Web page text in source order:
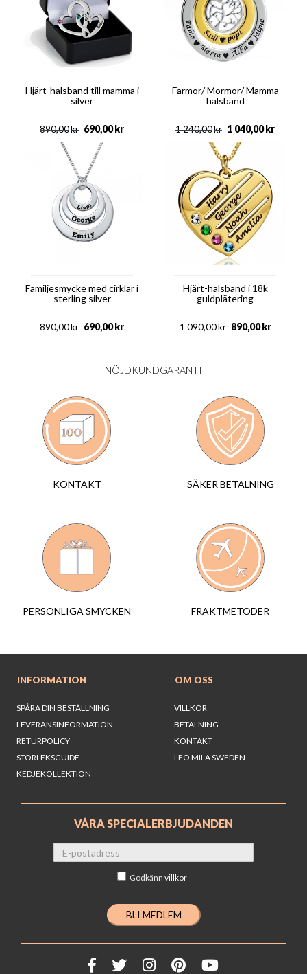
Hjärt-halsband till mamma i
silver
kr
890,00 kr
690,00
Farmor/ Mormor/ Mamma
halsband
kr
1 240,00 kr
1 040,00
Familjesmycke med cirklar i
sterling silver
kr
890,00 kr
690,00
Hjärt-halsband i 18k
guldplätering
kr
1 090,00 kr
890,00
NÖJDKUNDGARANTI
KONTAKT SÄKER BETALNING
PERSONLIGA SMYCKEN FRAKTMETODER
INFORMATION
SPÅRA DIN BESTÄLLNING
LEVERANSINFORMATION
RETURPOLICY
STORLEKSGUIDE
KEDJEKOLLEKTION
OM OSS
VILLKOR
BETALNING
KONTAKT
LEO MILA SWEDEN
VÅRA SPECIALERBJUDANDEN
Godkänn villkor